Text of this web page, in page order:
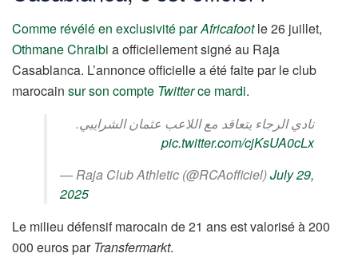
Comme révélé en exclusivité parAfricafootle 26 juillet,
Othmane Chraibi a officiellement signé au Raja
Casablanca. L’annonce officielle a été faite par le club
marocain sur son compte Twitterce mardi.
نادي الرجاء يتعاقد مع اللاعب عثمان الشرايبي.
pic.twitter.com/cjKsUA0cLx
— Raja Club Athletic (@RCAofficiel)July 29,
2025
Le milieu défensif marocain de 21 ans est valorisé à 200
000 euros par Transfermarkt.